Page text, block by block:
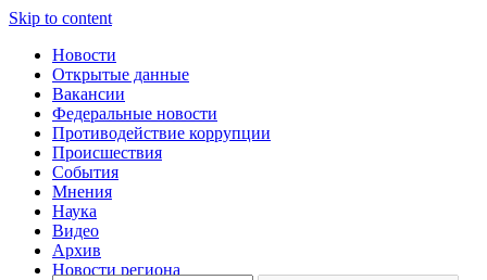
Skip to content
Новости
Открытые данные
Вакансии
Федеральные новости
Противодействие коррупции
Происшествия
События
Мнения
Наука
Видео
Архив
Новости региона